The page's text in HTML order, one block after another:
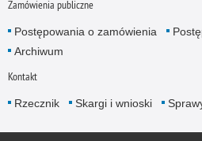
Zamówienia publiczne
Postępowania o zamówienia
Archiwum
Kontakt
Rzecznik Skargi i wnioski